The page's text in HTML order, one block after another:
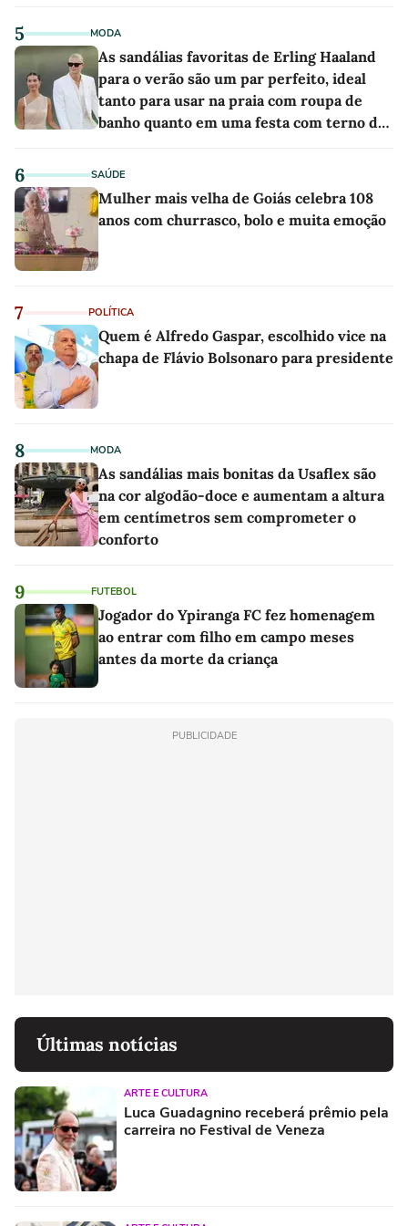
5 MODA
As sandálias favoritas de Erling Haaland
para o verão são um par perfeito, ideal
tanto para usar na praia com roupa de
banho quanto em uma festa com terno de
6 SAÚDE
Mulher mais velha de Goiás celebra 108
anos com churrasco, bolo e muita emoção
7 POLÍTICA
Quem é Alfredo Gaspar, escolhido vice na
chapa de Flávio Bolsonaro para presidente
8 MODA
As sandálias mais bonitas da Usaflex são
na cor algodão-doce e aumentam a altura
em centímetros sem comprometer o
conforto
9 FUTEBOL
Jogador do Ypiranga FC fez homenagem
ao entrar com filho em campo meses
antes da morte da criança
PUBLICIDADE
Últimas notícias
ARTE E CULTURA
Luca Guadagnino receberá prêmio pela
carreira no Festival de Veneza